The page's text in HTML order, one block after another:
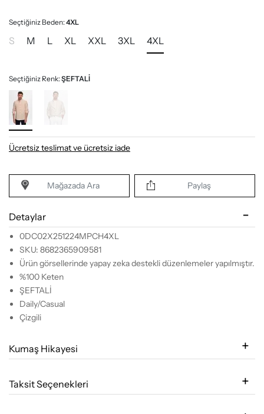
Seçtiğiniz Beden:4XL
S M L XL XXL 3XL 4XL
Seçtiğiniz Renk:ŞEFTALİ
Ücretsiz teslimat ve ücretsiz iade
Mağazada Ara Paylaş
Detaylar
0DC02X251224MPCH4XL
SKU: 8682365909581
Ürün görsellerinde yapay zeka destekli düzenlemeler yapılmıştır.
%100 Keten
ŞEFTALİ
Daily/Casual
Çizgili
Kumaş Hikayesi
Taksit Seçenekleri